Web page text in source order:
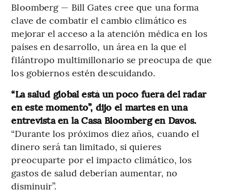
Bloomberg — Bill Gates cree que una forma
clave de combatir el cambio climático es
mejorar el acceso a la atención médica en los
países en desarrollo, un área en la que el
filántropo multimillonario se preocupa de que
los gobiernos estén descuidando.
“La salud global está un poco fuera del radar
en este momento”, dijo el martes en una
entrevista en la Casa Bloomberg en Davos.
“Durante los próximos diez años, cuando el
dinero será tan limitado, si quieres
preocuparte por el impacto climático, los
gastos de salud deberían aumentar, no
disminuir”.